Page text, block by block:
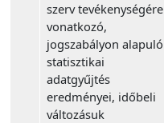
szerv tevékenységére
vonatkozó,
jogszabályon alapuló
statisztikai
adatgyűjtés
eredményei, időbeli
változásuk